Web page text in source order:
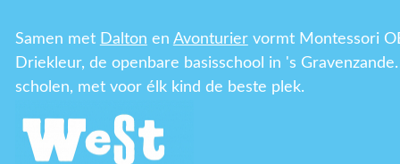
Samen met Dalton en Avonturiervormt Montessori
Driekleur, de openbare basisschool in 's
scholen, met voor élk kind de beste plek.